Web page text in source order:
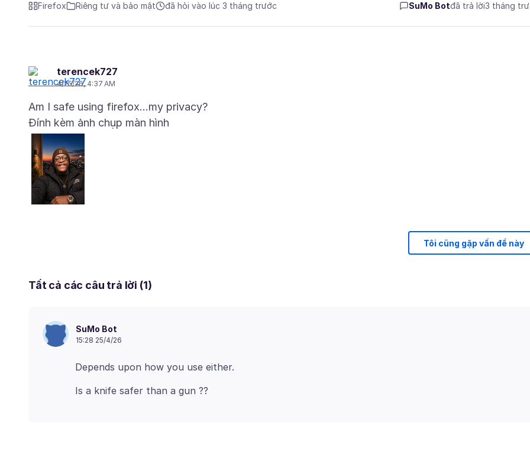
Firefox Riêng tư và bảo mật đã hỏi vào lúc 3 tháng trước SuMo Botđã trả lời3 tháng
terencek727
4/25/26, 4:37 AM
Đính kèm ảnh chụp màn hình
Tôi cũng gặp vấn đề này
Tất cả các câu trả lời (1)
SuMo Bot
15:28 25/4/26